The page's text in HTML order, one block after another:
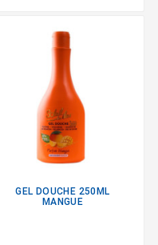
GEL DOUCHE 250ML
MANGUE